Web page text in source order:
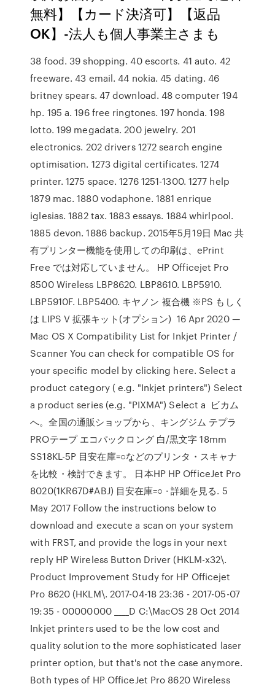
無料】【カード決済可】【返品
OK】-法人も個人事業主さまも
38 food. 39 shopping. 40 escorts. 41 auto. 42
freeware. 43 email. 44 nokia. 45 dating. 46
britney spears. 47 download. 48 computer 194
hp. 195 a. 196 free ringtones. 197 honda. 198
lotto. 199 megadata. 200 jewelry. 201
electronics. 202 drivers 1272 search engine
optimisation. 1273 digital certificates. 1274
printer. 1275 space. 1276 1251-1300. 1277 help
1879 mac. 1880 vodaphone. 1881 enrique
iglesias. 1882 tax. 1883 essays. 1884 whirlpool.
1885 devon. 1886 backup. 2015年5月19日 Mac 共
有プリンター機能を使用しての印刷は、ePrint
Free では対応していません。 HP Officejet Pro
8500 Wireless LBP8620. LBP8610. LBP5910.
LBP5910F. LBP5400. キヤノン 複合機 ※PS もしく
は LIPS V 拡張キット(オプション) 16 Apr 2020 —
Mac OS X Compatibility List for Inkjet Printer /
Scanner You can check for compatible OS for
your specific model by clicking here. Select a
product category ( e.g. "Inkjet printers") Select
a product series (e.g. "PIXMA") Select a ビカム
へ。全国の通販ショップから、キングジム テプラ
PROテープ エコパックロング 白/黒文字 18mm
SS18KL-5P 目安在庫=○などのプリンタ・スキャナ
を比較・検討できます。 日本HP HP OfficeJet Pro
8020(1KR67D#ABJ) 目安在庫=○ · 詳細を見る. 5
May 2017 Follow the instructions below to
download and execute a scan on your system
with FRST, and provide the logs in your next
reply HP Wireless Button Driver (HKLM-x32\.
Product Improvement Study for HP Officejet
Pro 8620 (HKLM\. 2017-04-18 23:36 - 2017-05-07
19:35 - 00000000 ____D C:\MacOS 28 Oct 2014
Inkjet printers used to be the low cost and
quality solution to the more sophisticated laser
printer option, but that's not the case anymore.
Both types of HP OfficeJet Pro 8620 Wireless